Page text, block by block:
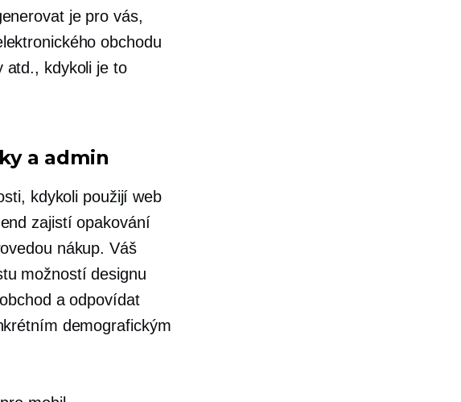
je pro vás,
obchodu
atd., kdykoli je to
a admin
kdykoli použijí web
zajistí opakování
nákup. Váš
možností designu
a odpovídat
demografickým